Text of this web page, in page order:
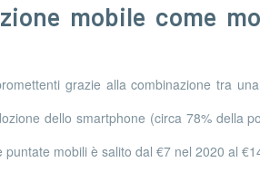
mobile come
grazie alla combinazione tra
dello smartphone (circa 78% della
mobili è salito dal €7 nel 2020 al